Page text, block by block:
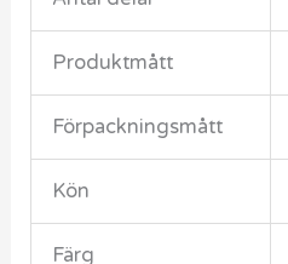
Produktmått
Förpackningsmått
Kön
Färg